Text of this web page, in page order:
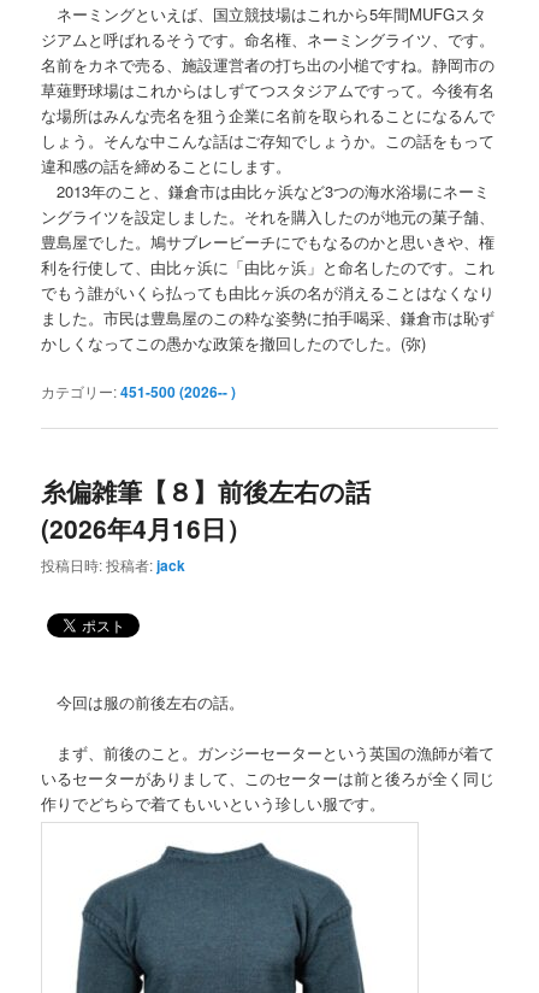
ネーミングといえば、国立競技場はこれから5年間MUFGスタ
ジアムと呼ばれるそうです。命名権、ネーミングライツ、です。
名前をカネで売る、施設運営者の打ち出の小槌ですね。静岡市の
草薙野球場はこれからはしずてつスタジアムですって。今後有名
な場所はみんな売名を狙う企業に名前を取られることになるんで
しょう。そんな中こんな話はご存知でしょうか。この話をもって
違和感の話を締めることにします。
2013年のこと、鎌倉市は由比ヶ浜など3つの海水浴場にネーミ
ングライツを設定しました。それを購入したのが地元の菓子舗、
豊島屋でした。鳩サブレービーチにでもなるのかと思いきや、権
利を行使して、由比ヶ浜に「由比ヶ浜」と命名したのです。これ
でもう誰がいくら払っても由比ヶ浜の名が消えることはなくなり
ました。市民は豊島屋のこの粋な姿勢に拍手喝采、鎌倉市は恥ず
かしくなってこの愚かな政策を撤回したのでした。(弥)
カテゴリー:451-500 (2026-- )
糸偏雑筆【８】前後左右の話
(2026年4月16日）
投稿日時:投稿者:jack
今回は服の前後左右の話。
まず、前後のこと。ガンジーセーターという英国の漁師が着て
いるセーターがありまして、このセーターは前と後ろが全く同じ
作りでどちらで着てもいいという珍しい服です。